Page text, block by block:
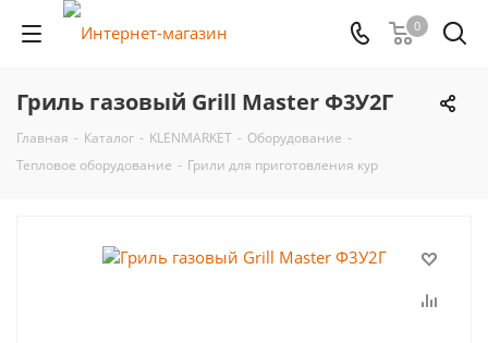
0
Гриль газовый Grill Master Ф3У2Г
Главная - Каталог - KLENMARKET - Оборудование -
Тепловое оборудование - Грили для приготовления кур